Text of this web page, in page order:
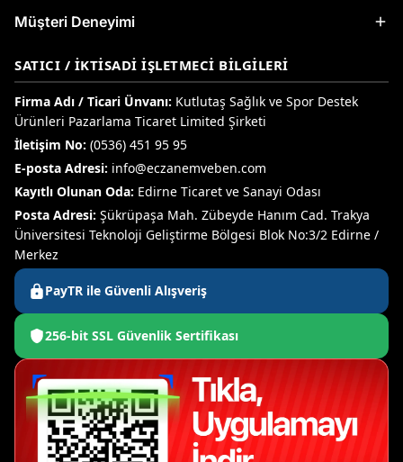
Müşteri Deneyimi
SATICI / İKTISADI İŞLETMECI BILGILERI
Firma Adı / Ticari Ünvanı: Kutlutaş Sağlık ve Spor Destek
Ürünleri Pazarlama Ticaret Limited Şirketi
İletişim No: (0536) 451 95 95
E-posta Adresi: info@eczanemveben.com
Kayıtlı Olunan Oda: Edirne Ticaret ve Sanayi Odası
Posta Adresi: Şükrüpaşa Mah. Zübeyde Hanım Cad. Trakya
Üniversitesi Teknoloji Geliştirme Bölgesi Blok No:3/2 Edirne /
Merkez
PayTR ile Güvenli Alışveriş
256-bit SSL Güvenlik Sertifikası